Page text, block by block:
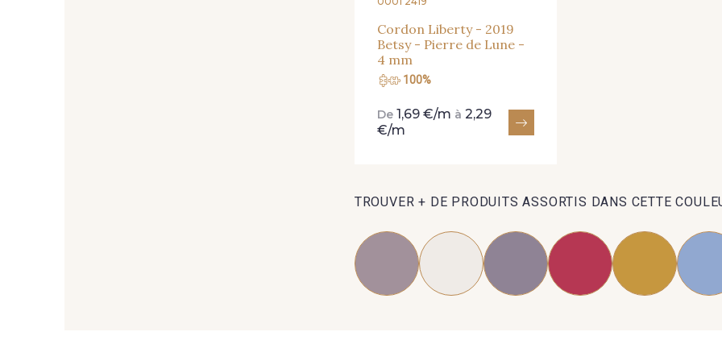
Cordon Liberty - 2019
Betsy - Pierre de Lune -
4 mm
100%
De 1,69 €/m à 2,29
€/m
TROUVER + DE PRODUITS ASSORTIS DANS CETTE